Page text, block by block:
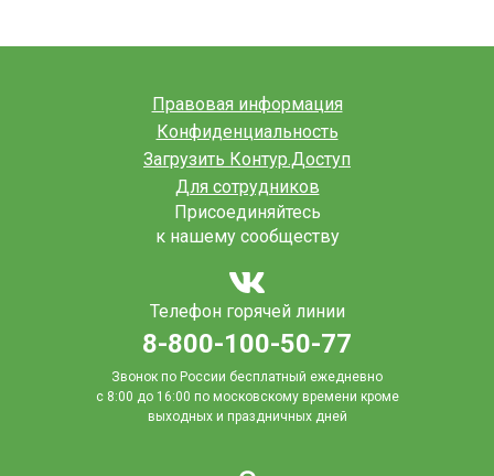
Правовая информация
Конфиденциальность
Загрузить Контур.Доступ
Для сотрудников
Присоединяйтесь
к нашему сообществу
Телефон горячей линии
8-800-100-50-77
Звонок по России бесплатный ежедневно
с 8:00 до 16:00 по московскому времени кроме
выходных и праздничных дней